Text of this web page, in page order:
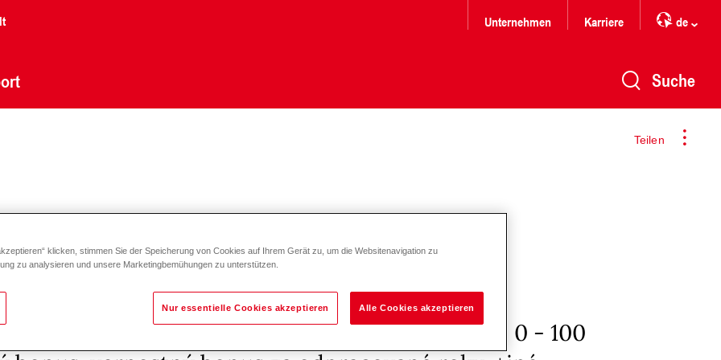
Unternehmen Karriere de
Suche
Teilen
variabilná odmena 0 - 8% základnej mzdy, + 0 - 100
klicken, stimmen Sie der Speicherung von Cookies auf Ihrem Gerät zu, um die Websitenavigation zu
zu analysieren und unsere Marketingbemühungen zu unterstützen.
Nur essentielle Cookies akzeptieren Alle Cookies akzeptieren